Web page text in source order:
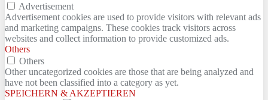
Advertisement
Advertisement cookies are used to provide visitors with relevant ads
and marketing campaigns. These cookies track visitors across
websites and collect information to provide customized ads.
Others
Others
Other uncategorized cookies are those that are being analyzed and
have not been classified into a category as yet.
SPEICHERN & AKZEPTIEREN